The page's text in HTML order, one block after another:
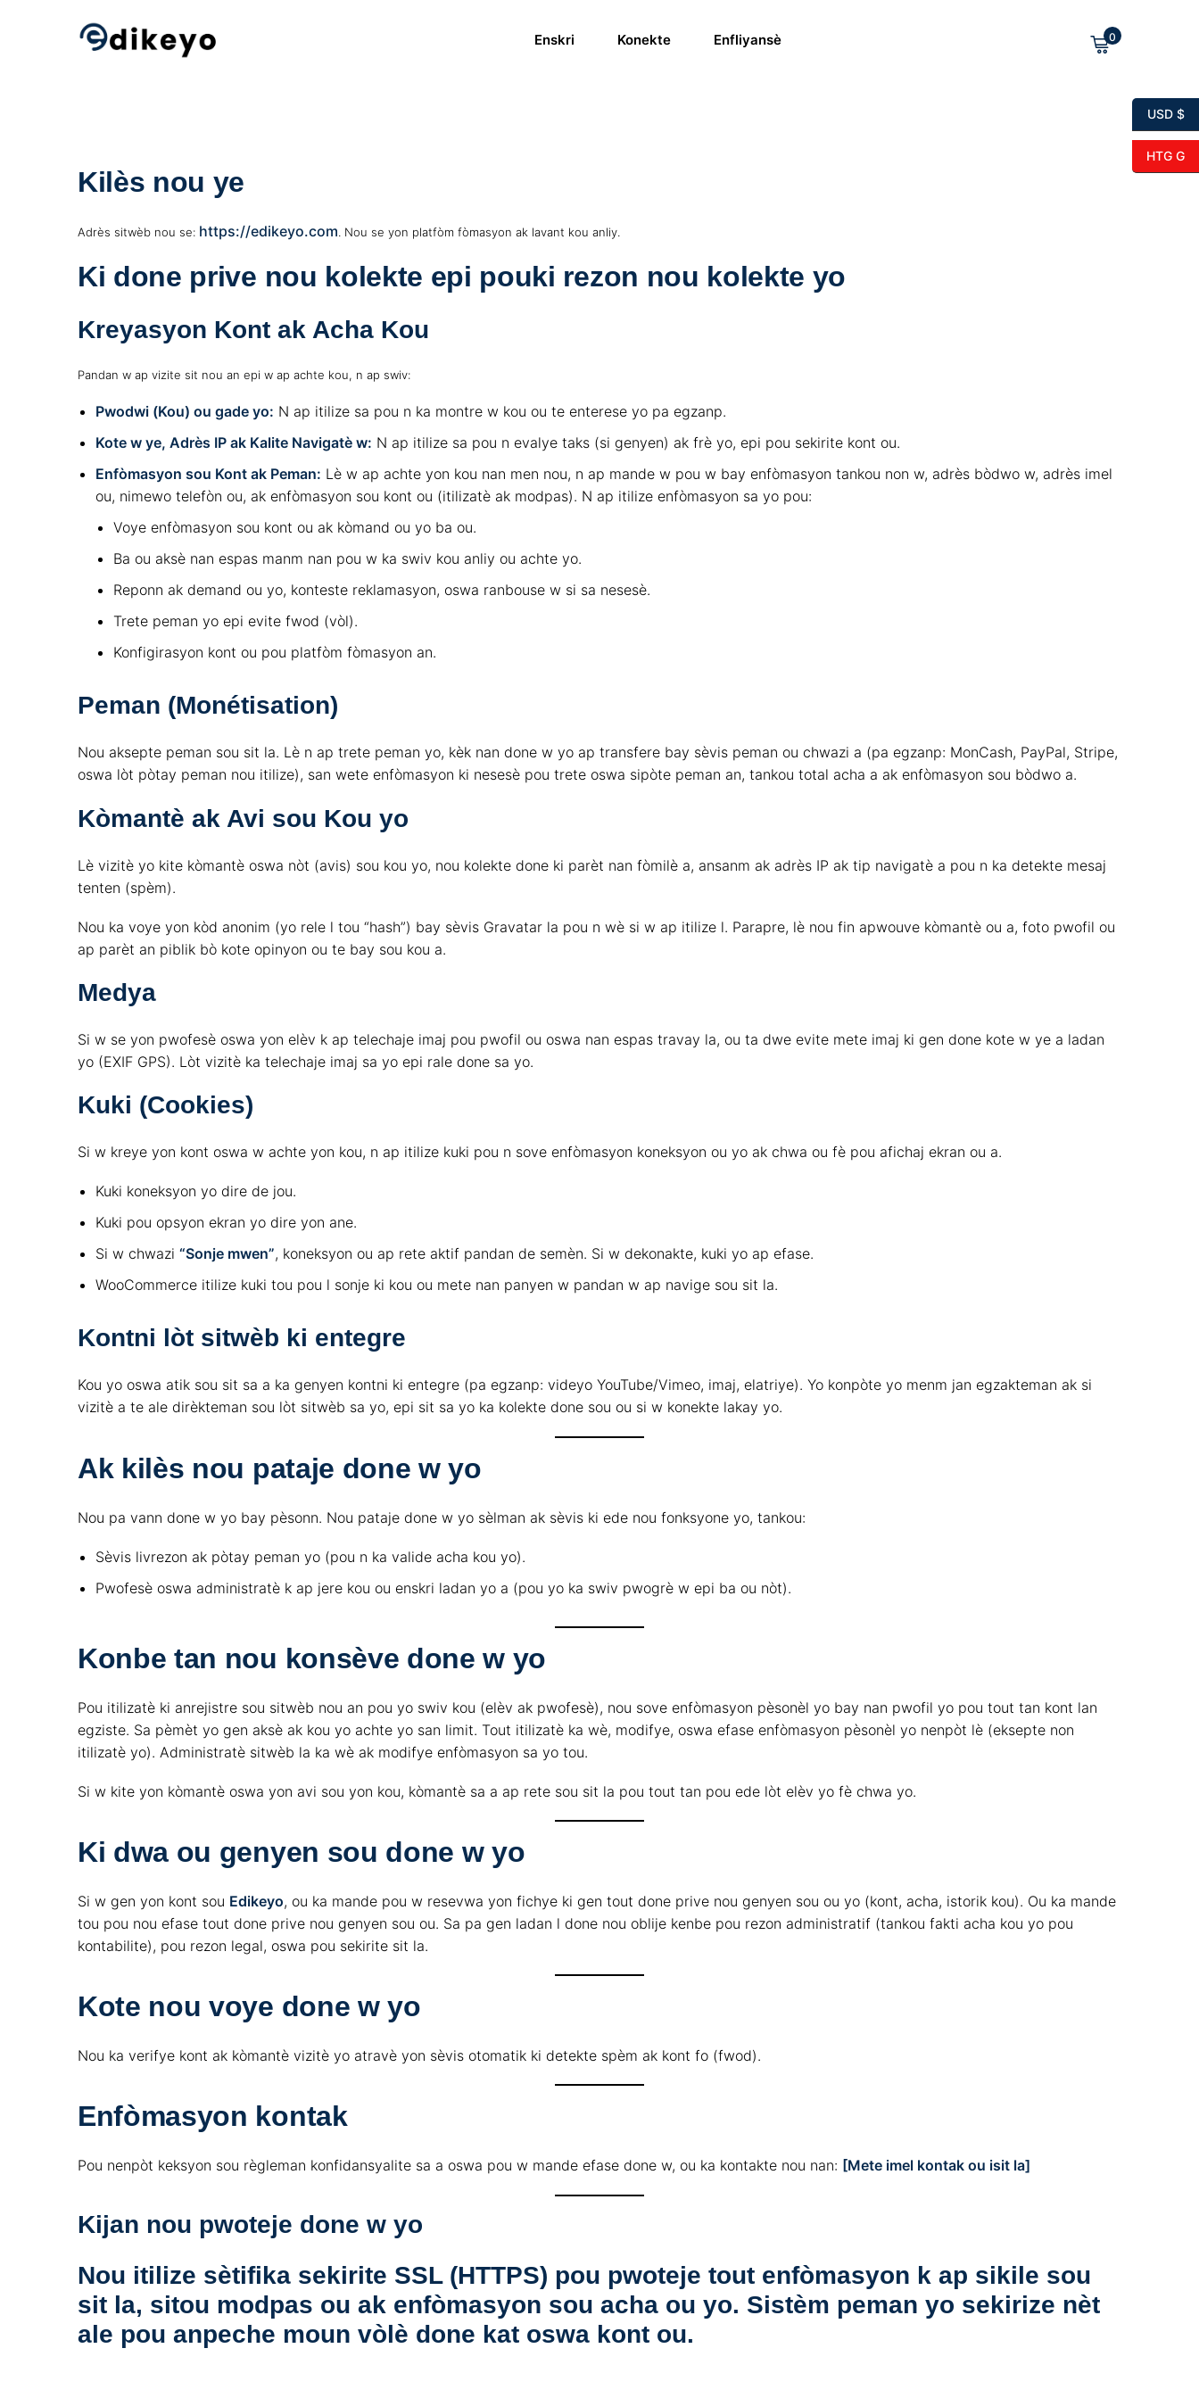
Enskri Konekte Enfliyansè 0
Kilès nou ye
Adrès sitwèb nou se: https://edikeyo.com. Nou se yon platfòm fòmasyon ak lavant kou anliy.
Ki done prive nou kolekte epi pouki rezon nou kolekte yo
Kreyasyon Kont ak Acha Kou
Pandan w ap vizite sit nou an epi w ap achte kou, n ap swiv:
Pwodwi (Kou) ou gade yo: N ap itilize sa pou n ka montre w kou ou te enterese yo pa egzanp.
Kote w ye, Adrès IP ak Kalite Navigatè w: N ap itilize sa pou n evalye taks (si genyen) ak frè yo, epi pou sekirite kont ou.
Enfòmasyon sou Kont ak Peman: Lè w ap achte yon kou nan men nou, n ap mande w pou w bay enfòmasyon tankou non w, adrès bòdwo w, adrès imel
ou, nimewo telefòn ou, ak enfòmasyon sou kont ou (itilizatè ak modpas). N ap itilize enfòmasyon sa yo pou:
Voye enfòmasyon sou kont ou ak kòmand ou yo ba ou.
Ba ou aksè nan espas manm nan pou w ka swiv kou anliy ou achte yo.
Reponn ak demand ou yo, konteste reklamasyon, oswa ranbouse w si sa nesesè.
Trete peman yo epi evite fwod (vòl).
Konfigirasyon kont ou pou platfòm fòmasyon an.
Peman (Monétisation)
Nou aksepte peman sou sit la. Lè n ap trete peman yo, kèk nan done w yo ap transfere bay sèvis peman ou chwazi a (pa egzanp: MonCash, PayPal, Stripe,
oswa lòt pòtay peman nou itilize), san wete enfòmasyon ki nesesè pou trete oswa sipòte peman an, tankou total acha a ak enfòmasyon sou bòdwo a.
Kòmantè ak Avi sou Kou yo
Lè vizitè yo kite kòmantè oswa nòt (avis) sou kou yo, nou kolekte done ki parèt nan fòmilè a, ansanm ak adrès IP ak tip navigatè a pou n ka detekte mesaj
tenten (spèm).
Nou ka voye yon kòd anonim (yo rele l tou “hash”) bay sèvis Gravatar la pou n wè si w ap itilize l. Parapre, lè nou fin apwouve kòmantè ou a, foto pwofil ou
ap parèt an piblik bò kote opinyon ou te bay sou kou a.
Medya
Si w se yon pwofesè oswa yon elèv k ap telechaje imaj pou pwofil ou oswa nan espas travay la, ou ta dwe evite mete imaj ki gen done kote w ye a ladan
yo (EXIF GPS). Lòt vizitè ka telechaje imaj sa yo epi rale done sa yo.
Kuki (Cookies)
Si w kreye yon kont oswa w achte yon kou, n ap itilize kuki pou n sove enfòmasyon koneksyon ou yo ak chwa ou fè pou afichaj ekran ou a.
Kuki koneksyon yo dire de jou.
Kuki pou opsyon ekran yo dire yon ane.
Si w chwazi “Sonje mwen”, koneksyon ou ap rete aktif pandan de semèn. Si w dekonakte, kuki yo ap efase.
WooCommerce itilize kuki tou pou l sonje ki kou ou mete nan panyen w pandan w ap navige sou sit la.
Kontni lòt sitwèb ki entegre
Kou yo oswa atik sou sit sa a ka genyen kontni ki entegre (pa egzanp: videyo YouTube/Vimeo, imaj, elatriye). Yo konpòte yo menm jan egzakteman ak si
vizitè a te ale dirèkteman sou lòt sitwèb sa yo, epi sit sa yo ka kolekte done sou ou si w konekte lakay yo.
Ak kilès nou pataje done w yo
Nou pa vann done w yo bay pèsonn. Nou pataje done w yo sèlman ak sèvis ki ede nou fonksyone yo, tankou:
Sèvis livrezon ak pòtay peman yo (pou n ka valide acha kou yo).
Pwofesè oswa administratè k ap jere kou ou enskri ladan yo a (pou yo ka swiv pwogrè w epi ba ou nòt).
Konbe tan nou konsève done w yo
Pou itilizatè ki anrejistre sou sitwèb nou an pou yo swiv kou (elèv ak pwofesè), nou sove enfòmasyon pèsonèl yo bay nan pwofil yo pou tout tan kont lan
egziste. Sa pèmèt yo gen aksè ak kou yo achte yo san limit. Tout itilizatè ka wè, modifye, oswa efase enfòmasyon pèsonèl yo nenpòt lè (eksepte non
itilizatè yo). Administratè sitwèb la ka wè ak modifye enfòmasyon sa yo tou.
Si w kite yon kòmantè oswa yon avi sou yon kou, kòmantè sa a ap rete sou sit la pou tout tan pou ede lòt elèv yo fè chwa yo.
Ki dwa ou genyen sou done w yo
Si w gen yon kont sou Edikeyo, ou ka mande pou w resevwa yon fichye ki gen tout done prive nou genyen sou ou yo (kont, acha, istorik kou). Ou ka mande
tou pou nou efase tout done prive nou genyen sou ou. Sa pa gen ladan l done nou oblije kenbe pou rezon administratif (tankou fakti acha kou yo pou
kontabilite), pou rezon legal, oswa pou sekirite sit la.
Kote nou voye done w yo
Nou ka verifye kont ak kòmantè vizitè yo atravè yon sèvis otomatik ki detekte spèm ak kont fo (fwod).
Enfòmasyon kontak
Pou nenpòt keksyon sou règleman konfidansyalite sa a oswa pou w mande efase done w, ou ka kontakte nou nan: [Mete imel kontak ou isit la]
Kijan nou pwoteje done w yo
Nou itilize sètifika sekirite SSL (HTTPS) pou pwoteje tout enfòmasyon k ap sikile sou
sit la, sitou modpas ou ak enfòmasyon sou acha ou yo. Sistèm peman yo sekirize nèt
ale pou anpeche moun vòlè done kat oswa kont ou.
USD $
HTG G